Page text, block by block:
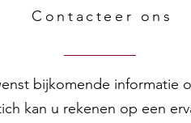
Contacteer ons
bijkomende
kan u rekenen op een